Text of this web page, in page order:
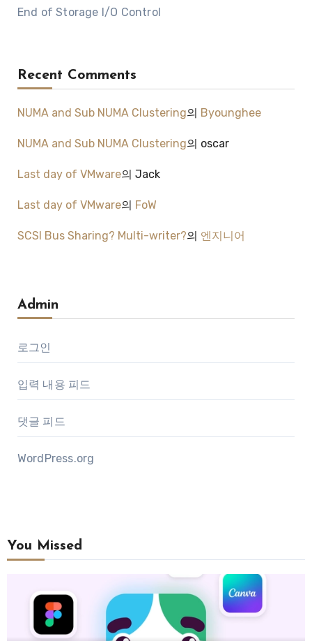
End of Storage I/O Control
Recent Comments
NUMA and Sub NUMA Clustering의 Byounghee
NUMA and Sub NUMA Clustering의 oscar
Last day of VMware의 Jack
Last day of VMware의 FoW
SCSI Bus Sharing? Multi-writer?의 엔지니어
Admin
로그인
입력 내용 피드
댓글 피드
WordPress.org
You Missed